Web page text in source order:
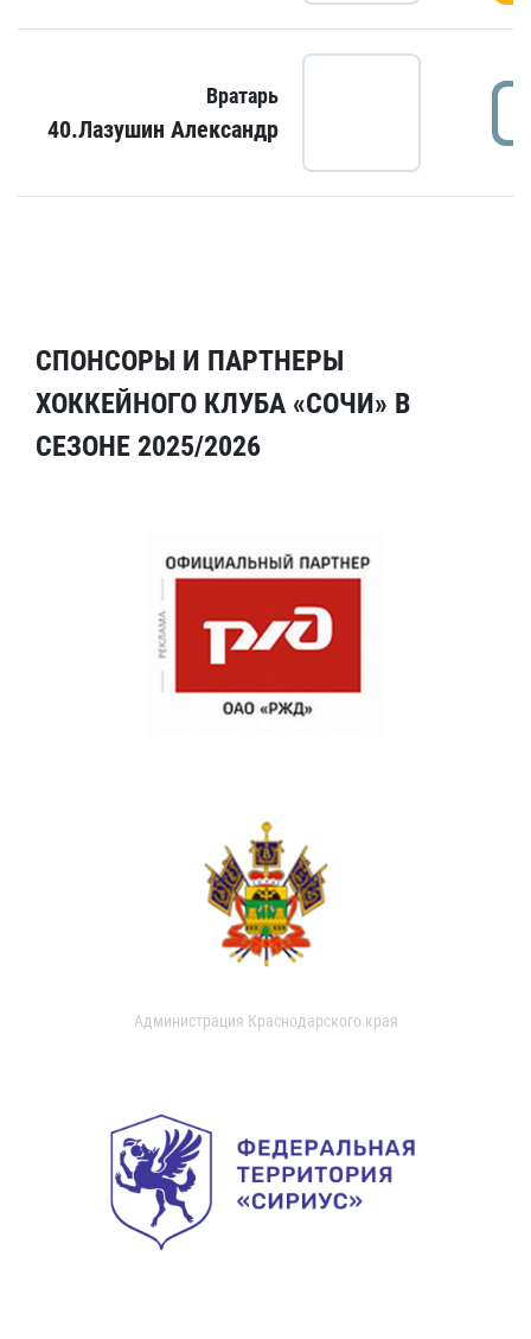
Вратарь
40.Лазушин Александр
СПОНСОРЫ И ПАРТНЕРЫ
ХОККЕЙНОГО КЛУБА «СОЧИ» В
СЕЗОНЕ 2025/2026
Администрация Краснодарского края